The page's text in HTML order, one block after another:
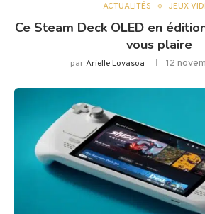
ACTUALITÉS JEUX
Ce Steam Deck OLED en
vous plaire
parArielle Lovasoa 12